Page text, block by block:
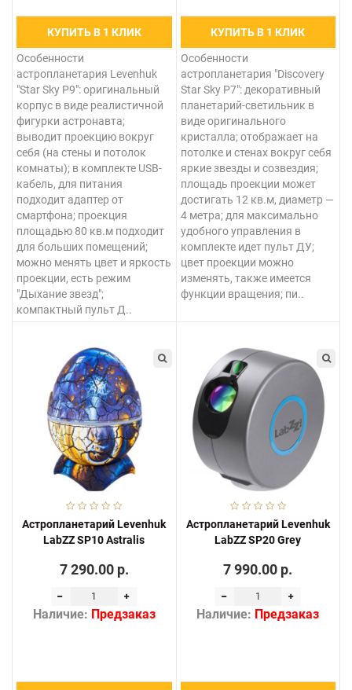
КУПИТЬ В 1 КЛИК
Особенности
астропланетария Levenhuk
"Star Sky P9": оригинальный
корпус в виде реалистичной
фигурки астронавта;
выводит проекцию вокруг
себя (на стены и потолок
комнаты); в комплекте USB-
кабель, для питания
подходит адаптер от
смартфона; проекция
площадью 80 кв.м подходит
для больших помещений;
можно менять цвет и яркость
проекции, есть режим
"Дыхание звезд";
компактный пульт Д..
КУПИТЬ В 1 КЛИК
Особенности
астропланетария "Discovery
Star Sky P7": декоративный
планетарий-светильник в
виде оригинального
кристалла; отображает на
потолке и стенах вокруг себя
яркие звезды и созвездия;
площадь проекции может
достигать 12 кв.м, диаметр —
4 метра; для максимально
удобного управления в
комплекте идет пульт ДУ;
цвет проекции можно
изменять, также имеется
функции вращения; пи..
Астропланетарий Levenhuk
LabZZ SP10 Astralis
7 290.00 р.
Наличие: Предзаказ
Астропланетарий Levenhuk
LabZZ SP20 Grey
7 990.00 р.
Наличие: Предзаказ